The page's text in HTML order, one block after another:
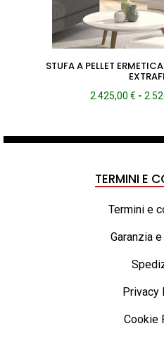
STUFA A PELLET
2.425,00 € -
TERMINI E
Termini e
Garanzia
Privacy
Cookie